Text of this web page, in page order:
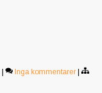
Inga kommentarer